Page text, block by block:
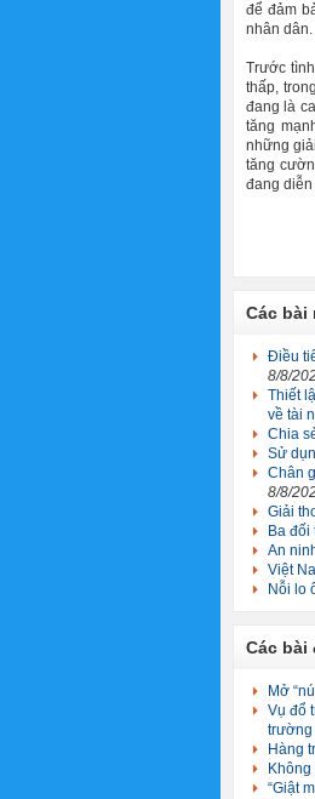
để đảm
nhân dân.
Trước
thấp,
đang là
tăng
những
tăng
đang
Các bài
Điều
8/8/
Thiết
về tài
Chia
Sử
Chân
8/8/
Giải
Ba
An
Việt
Nỗi lo
Các bài
Mở
Vụ đổ
trường
Hàng
“Giật